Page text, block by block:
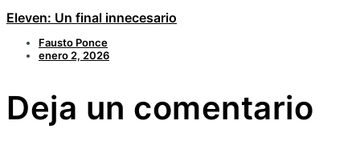
Eleven: Un final innecesario
Fausto Ponce
enero 2, 2026
Deja un comentario